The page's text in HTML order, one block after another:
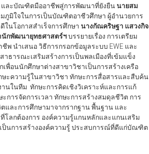
และบัณฑิตมืออาชีพสู่การพัฒนาที่ยังยืนนายสม
มภูมิใจในการเป็นบัณฑิตอาชีวศึกษา ผู้อำนวยการ
นโอกาสสำเร็จการศึกษา นางกัณคริษฐา แสวงกิจ
นักพัฒนายุทธศาสตร์ฯบรรยายเรื่อง การเตรียม
นำเสนอ วิธีการกรอกข้อมูลระบบ EWE และ
าธารณะเสริมสร้างการเป็นพลเมืองที่เข้มแข็ง
อนนักศึกษาต่างสาขาวิชาเป็นการสร้างเครือ
ษะความรู้ในสาขาวิชา ทักษะการสื่อสารและสืบค้น
นในทีม ทักษะการคิดเชิงวิเคราะห์และการแก้
การจัดการเวลา ทักษะการสร้างสมดุลชีวิต การ
และการศึกษามาจากรากฐาน พื้นฐาน และ
ลกต้องการ องค์ความรู้แกนหลักและแกนเสริม
เป็นการสร้างองค์ความรู้ ประสบการณ์ที่ดีแก่บัณฑิต